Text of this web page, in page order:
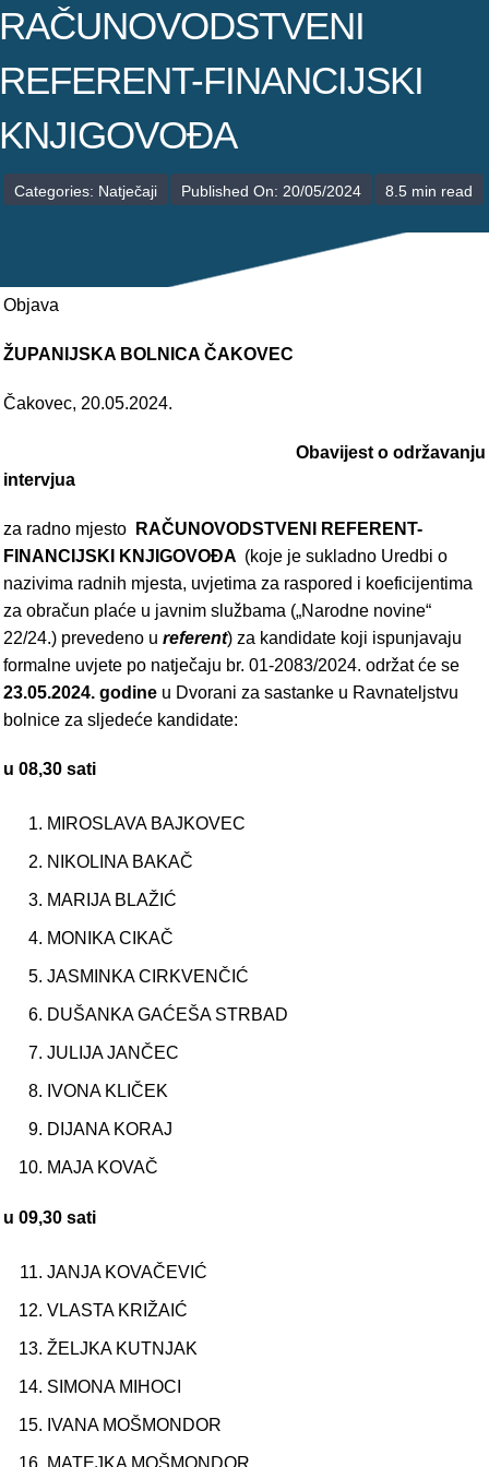
POLIKLINIKE
RAVNATELJSTVO
FINANCIJSKI
Categories: Natječaji Published On: 20/05/2024 8.5 min read
Objava
ŽUPANIJSKA BOLNICA ČAKOVEC
Čakovec, 20.05.2024.
Obavijest o održavanju
intervjua
za radno mjesto
RAČUNOVODSTVENI REFERENT-
FINANCIJSKI KNJIGOVOĐA (koje je sukladno Uredbi o
nazivima radnih mjesta, uvjetima za raspored i koeficijentima
za obračun plaće u javnim službama („Narodne novine“
22/24.) prevedeno u referent) za kandidate koji ispunjavaju
formalne uvjete po natječaju br. 01-2083/2024. održat će se
23.05.2024. godineu Dvorani za sastanke u Ravnateljstvu
bolnice za sljedeće kandidate:
u 08,30 sati
MIROSLAVA BAJKOVEC
NIKOLINA BAKAČ
MARIJA BLAŽIĆ
MONIKA CIKAČ
JASMINKA CIRKVENČIĆ
DUŠANKA GAĆEŠA STRBAD
JULIJA JANČEC
IVONA KLIČEK
DIJANA KORAJ
MAJA KOVAČ
u 09,30 sati
JANJA KOVAČEVIĆ
VLASTA KRIŽAIĆ
ŽELJKA KUTNJAK
SIMONA MIHOCI
IVANA MOŠMONDOR
MATEJKA MOŠMONDOR